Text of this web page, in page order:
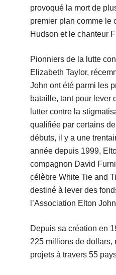
provoqué la mort de
premier plan comme le
Hudson et le chanteur
Pionniers de la lutte
Elizabeth Taylor,
John ont été parmi les
bataille, tant pour lever
lutter contre la
qualifiée par certains
débuts, il y a une
année depuis 1999,
compagnon David
célèbre White Tie and
destiné à lever des
l’Association Elton
Depuis sa création en
225 millions de dollars,
projets à travers 55